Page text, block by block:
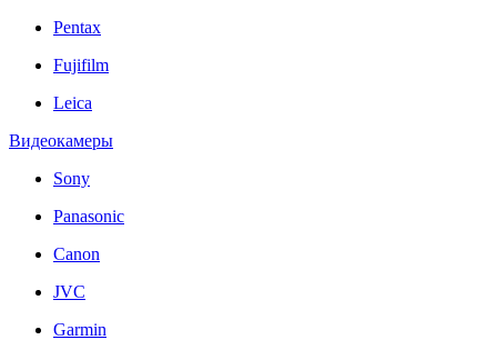
Pentax
Fujifilm
Leica
Видеокамеры
Sony
Panasonic
Canon
JVC
Garmin